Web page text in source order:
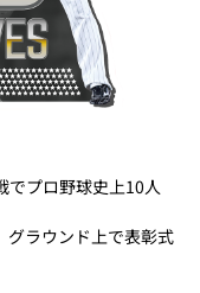
でプロ野球史上10人
グラウンド上で表彰式